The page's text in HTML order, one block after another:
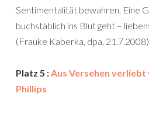
Sentimentalität bewahren. Eine
buchstäblich ins Blut geht –
(Frauke Kaberka, dpa, 21.7.2008)
Platz 5 :Aus Versehen verliebt
Phillips